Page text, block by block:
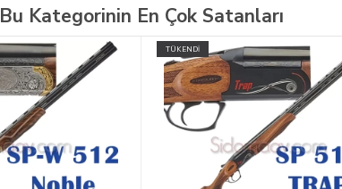
Bu Kategorinin En Çok Satanları
TÜKENDİ